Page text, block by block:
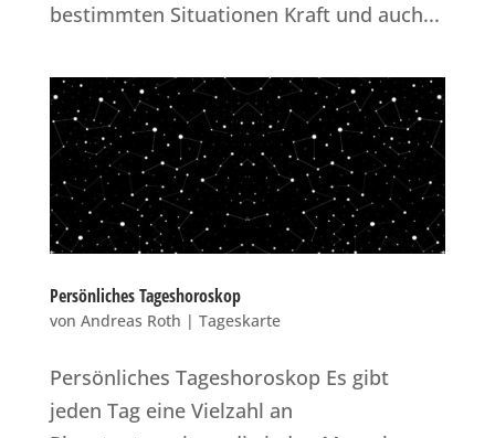
bestimmten Situationen Kraft und auch...
Persönliches Tageshoroskop
von Andreas Roth | Tageskarte
Persönliches Tageshoroskop Es gibt
jeden Tag eine Vielzahl an